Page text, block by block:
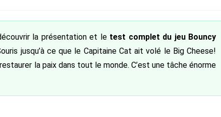
la présentation et le test complet du jeu Bouncy
jusqu’à ce que le Capitaine Cat ait volé le Big Cheese!
la paix dans tout le monde. C’est une tâche énorme